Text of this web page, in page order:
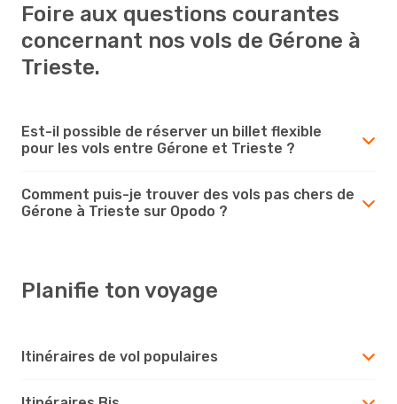
Foire aux questions courantes
concernant nos vols de Gérone à
Trieste.
Est-il possible de réserver un billet flexible
pour les vols entre Gérone et Trieste ?
Comment puis-je trouver des vols pas chers de
Gérone à Trieste sur Opodo ?
Planifie ton voyage
Itinéraires de vol populaires